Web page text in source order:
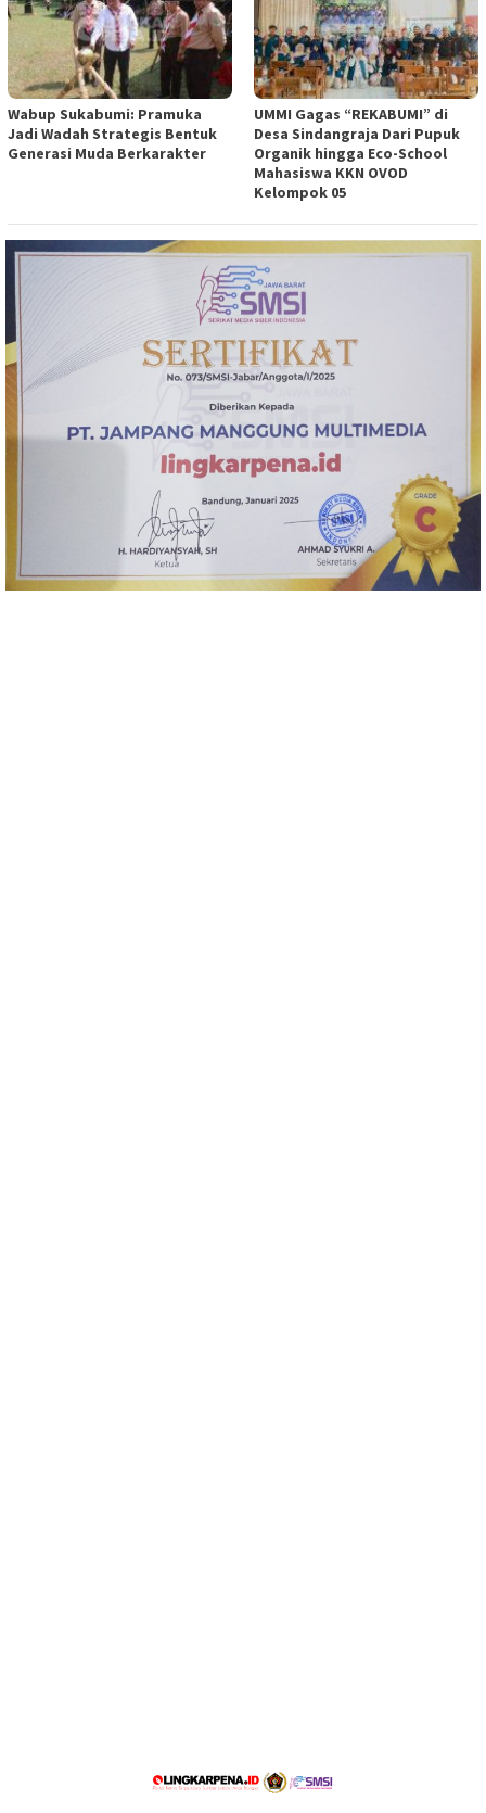
Wabup Sukabumi: Pramuka
Jadi Wadah Strategis Bentuk
Generasi Muda Berkarakter
UMMI Gagas “REKABUMI” di
Desa Sindangraja Dari Pupuk
Organik hingga Eco-School
Mahasiswa KKN OVOD
Kelompok 05